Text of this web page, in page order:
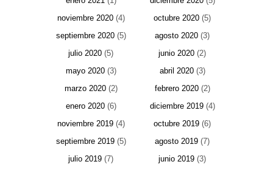
noviembre 2020(4) octubre 2020 (5)
septiembre 2020(5) agosto 2020 (3)
julio 2020 (5) junio 2020 (2)
mayo 2020(3) abril 2020(3)
marzo 2020(2) febrero 2020(2)
enero 2020(6) diciembre 2019(4)
noviembre 2019(4) octubre 2019 (6)
septiembre 2019(5) agosto 2019 (7)
julio 2019 (7) junio 2019 (3)